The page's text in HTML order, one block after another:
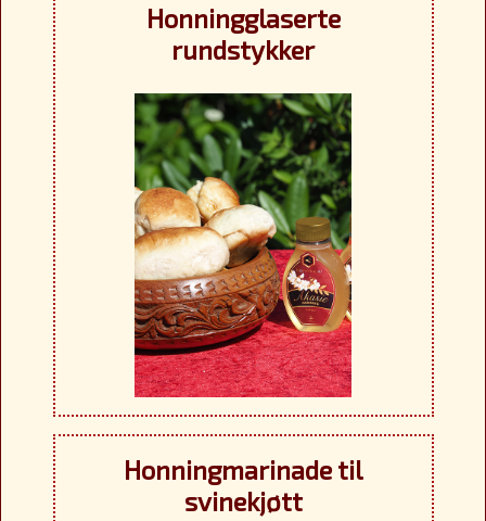
Honningglaserte
rundstykker
Honningmarinade til
svinekjøtt